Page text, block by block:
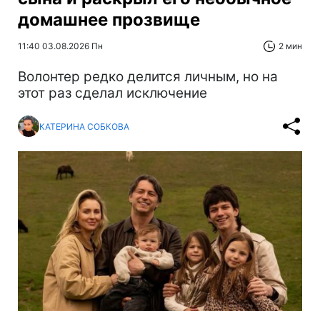
домашнее прозвище
11:40 03.08.2026 Пн 2 мин
Волонтер редко делится личным, но на
этот раз сделал исключение
КАТЕРИНА СОБКОВА